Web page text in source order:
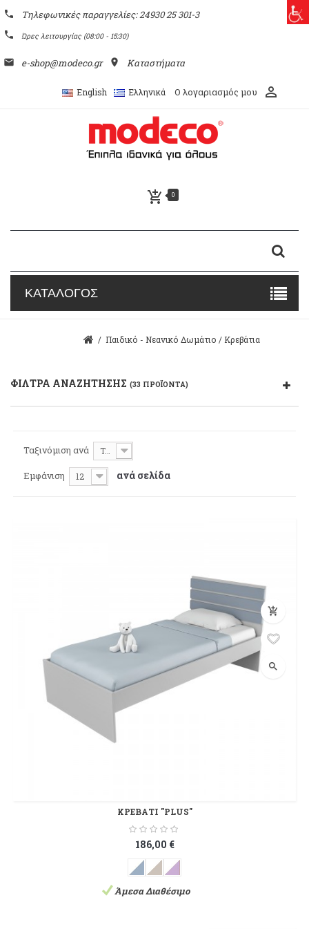
phone Τηλεφωνικές παραγγελίες: 24930 25 301-3
phone Ώρες λειτουργίας (08:00 - 15:30)
email e-shop@modeco.gr place Καταστήματα
English Ελληνικά Ο λογαριασμός μου perm_identity
add_shopping_cart 0
ΚΑΤΑΛΟΓΟΣ
/ Παιδικό - Νεανικό Δωμάτιο / Κρεβάτια
ΦΊΛΤΡΑ ΑΝΑΖΉΤΗΣΗΣ (33 ΠΡΟΪΌΝΤΑ)
Ταξινόμιση ανά Τιμή: Φθηνότερο πρώτα
Εμφάνιση 12 ανά σελίδα
add_shopping_cart
search
ΚΡΕΒΑΤΙ "PLUS"
186,00 €
Άμεσα Διαθέσιμο